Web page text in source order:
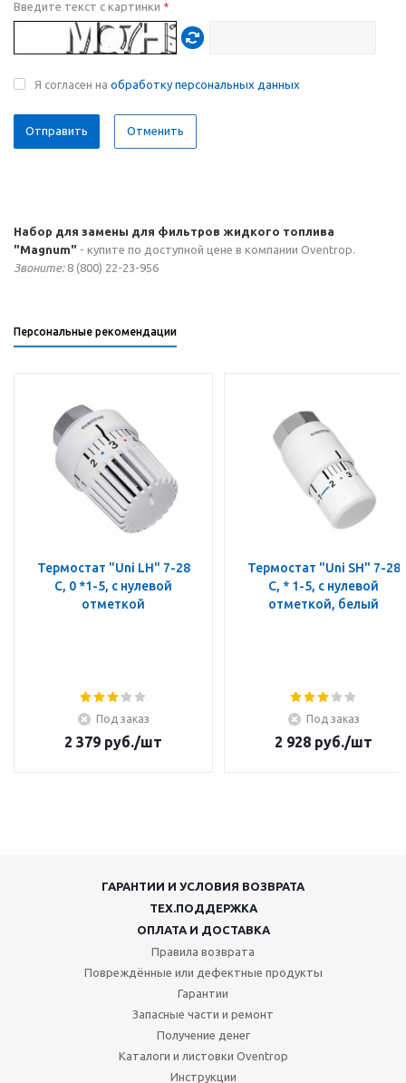
Введите текст с картинки *
Я согласен на обработку персональных данных
Отменить
Набор для замены для фильтров жидкого топлива
"Magnum" - купите по доступной цене в компании Oventrop.
Звоните:8 (800) 22-23-956
Персональные рекомендации
Термостат "Uni LH" 7-28
C, 0 *1-5, с нулевой
отметкой
Под заказ
2 379 руб./шт
Термостат "Uni SH" 7-28
C, * 1-5, с нулевой
отметкой, белый
Под заказ
2 928 руб./шт
ГАРАНТИИ И УСЛОВИЯ ВОЗВРАТА
ТЕХ.ПОДДЕРЖКА
ОПЛАТА И ДОСТАВКА
Правила возврата
Повреждённые или дефектные продукты
Гарантии
Запасные части и ремонт
Получение денег
Каталоги и листовки Oventrop
Инструкции